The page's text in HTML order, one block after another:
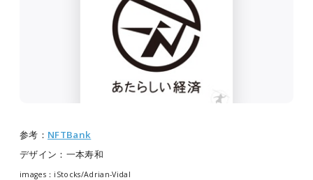
参考： NFTBank
デザイン：一本寿和
images：iStocks/Adrian-Vidal